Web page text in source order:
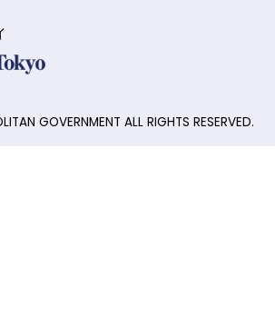
GOVERNMENT ALL RIGHTS RESERVED.